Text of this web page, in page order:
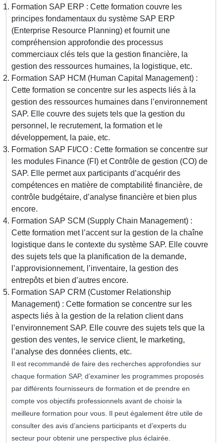
Formation SAP ERP : Cette formation couvre les
principes fondamentaux du système SAP ERP
(Enterprise Resource Planning) et fournit une
compréhension approfondie des processus
commerciaux clés tels que la gestion financière, la
gestion des ressources humaines, la logistique, etc.
Formation SAP HCM (Human Capital Management) :
Cette formation se concentre sur les aspects liés à la
gestion des ressources humaines dans l’environnement
SAP. Elle couvre des sujets tels que la gestion du
personnel, le recrutement, la formation et le
développement, la paie, etc.
Formation SAP FI/CO : Cette formation se concentre sur
les modules Finance (FI) et Contrôle de gestion (CO) de
SAP. Elle permet aux participants d’acquérir des
compétences en matière de comptabilité financière, de
contrôle budgétaire, d’analyse financière et bien plus
encore.
Formation SAP SCM (Supply Chain Management) :
Cette formation met l’accent sur la gestion de la chaîne
logistique dans le contexte du système SAP. Elle couvre
des sujets tels que la planification de la demande,
l’approvisionnement, l’inventaire, la gestion des
entrepôts et bien d’autres encore.
Formation SAP CRM (Customer Relationship
Management) : Cette formation se concentre sur les
aspects liés à la gestion de la relation client dans
l’environnement SAP. Elle couvre des sujets tels que la
gestion des ventes, le service client, le marketing,
l’analyse des données clients, etc.
Il est recommandé de faire des recherches approfondies sur
chaque formation SAP, d’examiner les programmes proposés
par différents fournisseurs de formation et de prendre en
compte vos objectifs professionnels avant de choisir la
meilleure formation pour vous. Il peut également être utile de
consulter des avis d’anciens participants et d’experts du
secteur pour obtenir une perspective plus éclairée.